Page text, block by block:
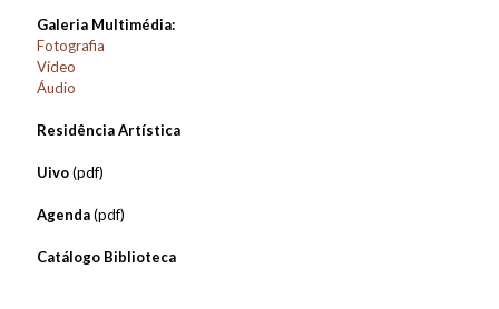
Galeria Multimédia:
Fotografia
Vídeo
Áudio
Residência Artística
Uivo(pdf)
Agenda(pdf)
Catálogo Biblioteca